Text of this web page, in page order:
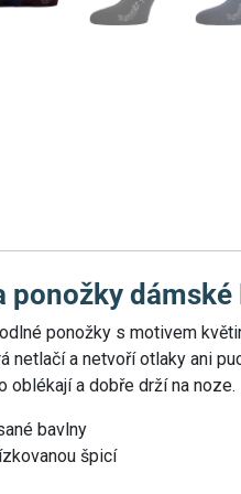
ponožky dámské
ponožky s motivem
netlačí a netvoří otlaky ani
oblékají a dobře drží na
bavlny
špicí